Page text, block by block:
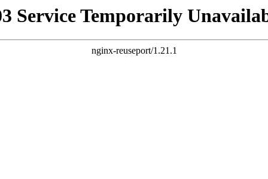
Service Temporarily
nginx-reuseport/1.21.1